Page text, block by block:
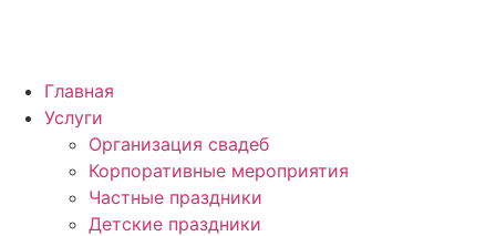
Главная
Услуги
Организация свадеб
Корпоративные мероприятия
Частные праздники
Детские праздники